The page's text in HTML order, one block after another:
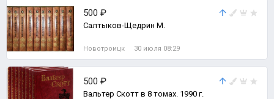
500 ₽
Салтыков-Щедрин М.
Новотроицк 30 июля 08:29
500 ₽
Вальтер Скотт в 8 томах. 1990 г.